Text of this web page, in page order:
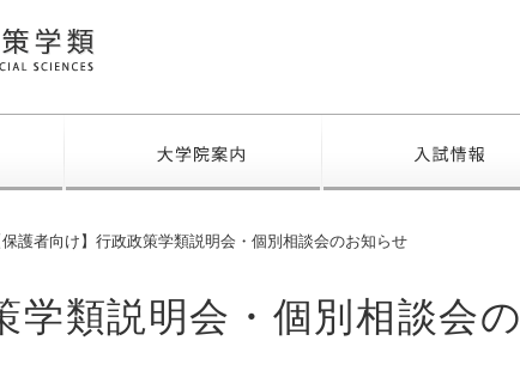
保護者向け】行政政策学類説明会・個別相談会のお知らせ
学類説明会・個別相談会の